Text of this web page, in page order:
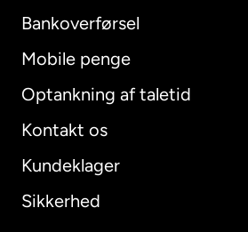
Bankoverførsel
Mobile penge
Optankning af taletid
Kontakt os
Kundeklager
Sikkerhed